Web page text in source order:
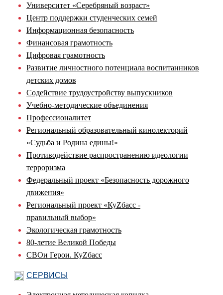
Университет «Серебряный возраст»
Центр поддержки студенческих семей
Информационная безопасность
Финансовая грамотность
Цифровая грамотность
Развитие личностного потенциала воспитанников
детских домов
Содействие трудоустройству выпускников
Учебно-методические объединения
Профессионалитет
Региональный образовательный кинолекторий
«Судьба и Родина едины!»
Противодействие распространению идеологии
терроризма
Федеральный проект «Безопасность дорожного
движения»
Региональный проект «КуZбасс -
правильный выбор»
Экологическая грамотность
80-летие Великой Победы
СВОи Герои. КуZбасс
СЕРВИСЫ